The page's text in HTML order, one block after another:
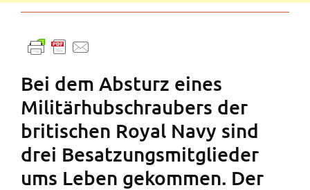
Bei dem Absturz eines
Militärhubschraubers der
britischen Royal Navy sind
drei Besatzungsmitglieder
ums Leben gekommen. Der